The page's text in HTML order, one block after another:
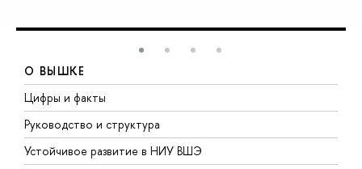
О ВЫШКЕ
Цифры и факты
Руководство и структура
Устойчивое развитие в НИУ ВШЭ